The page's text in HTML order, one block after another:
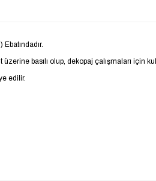
üzerine basılı olup, dekopaj çalışmaları
edilir.